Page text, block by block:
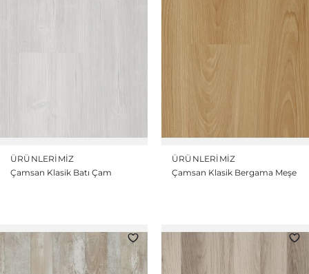
ÜRÜNLERIMIZ
Çamsan Klasik Batı Çam
ÜRÜNLERIMIZ
Çamsan Klasik Bergama Meşe